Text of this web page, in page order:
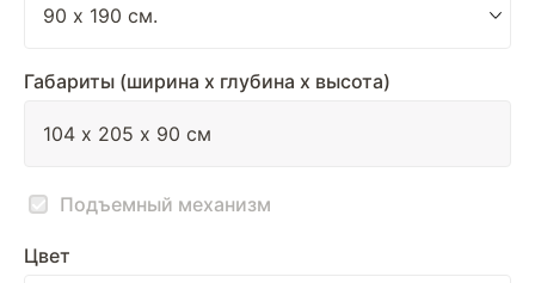
Габариты (ширина х глубина х высота)
Подъемный механизм
Цвет